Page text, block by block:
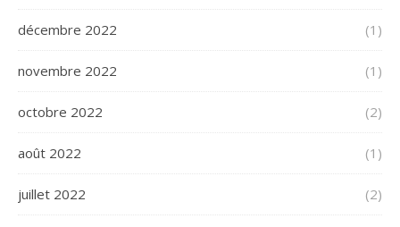
décembre 2022 (1)
novembre 2022 (1)
octobre 2022 (2)
août 2022 (1)
juillet 2022 (2)